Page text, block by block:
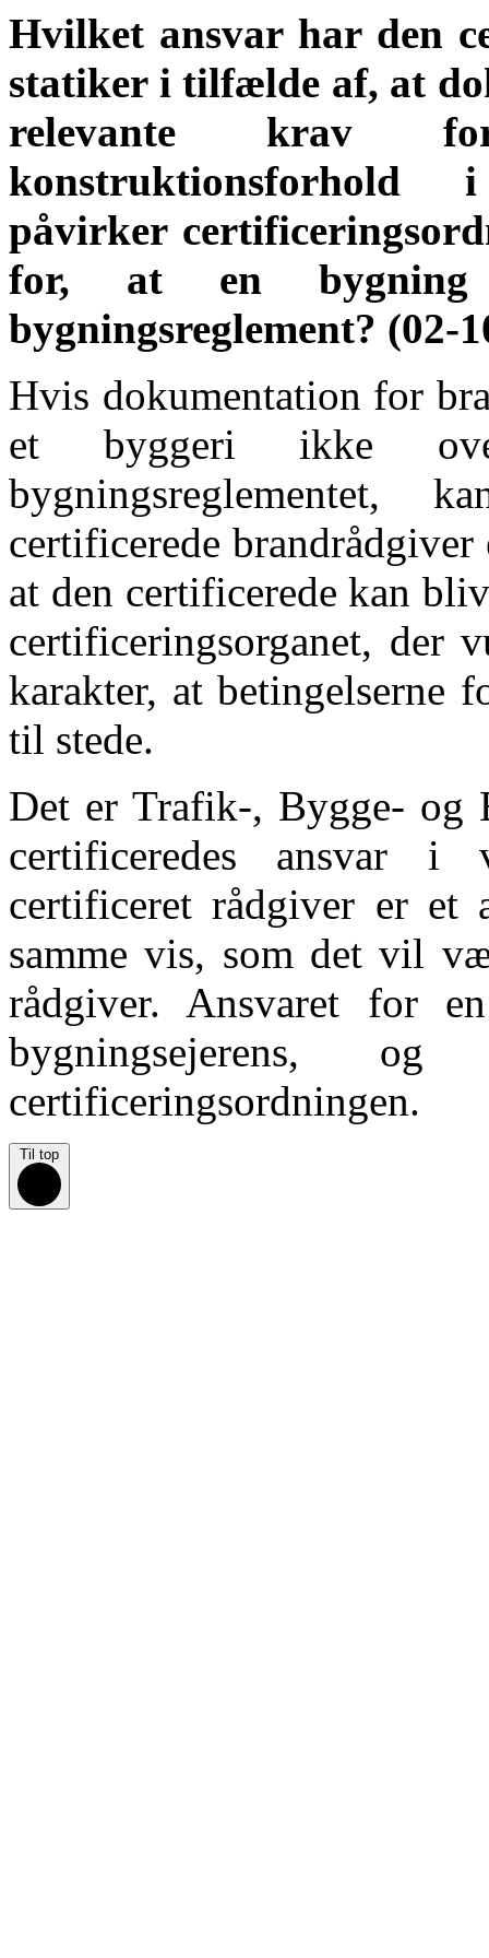
Hvilket ansvar har den
statiker i tilfælde af, at
relevante krav
konstruktionsforhold
påvirker
for, at en bygning
bygningsreglement? (02-
Hvis dokumentation for
et byggeri ikke
certificerede
at den certificerede kan
certificeringsorganet, der
karakter, at betingelserne
til stede.
Det er Trafik-, Bygge- og
certificeredes ansvar i
certificeret rådgiver er et
samme vis, som det vil
rådgiver. Ansvaret for
bygningsejerens,
certificeringsordningen.
Til top